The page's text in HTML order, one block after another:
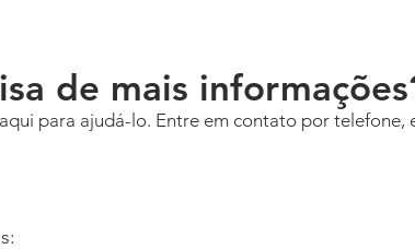
de mais
para ajudá-lo. Entre em contato por telefone,